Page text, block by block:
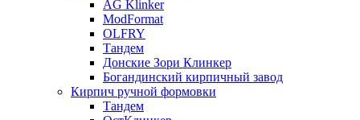
AG Klinker
ModFormat
OLFRY
Тандем
Донские Зори Клинкер
Богандинский кирпичный завод
Кирпич ручной формовки
Тандем